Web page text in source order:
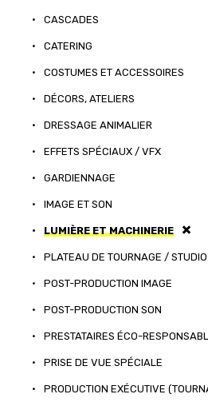
• CASCADES
• CATERING
• COSTUMES ET ACCESSOIRES
• DÉCORS, ATELIERS
• DRESSAGE ANIMALIER
• EFFETS SPÉCIAUX / VFX
• GARDIENNAGE
• IMAGE ET SON
• LUMIÈRE ET MACHINERIE
• PLATEAU DE TOURNAGE / STUDIO
• POST-PRODUCTION IMAGE
• POST-PRODUCTION SON
• PRESTATAIRES ÉCO-
• PRISE DE VUE SPÉCIALE
• PRODUCTION EXÉCUTIVE